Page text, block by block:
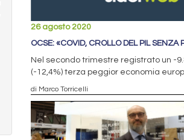
26 agosto 2020
OCSE: «COVID, CROLLO DEL PIL SENZA
Nel secondo trimestre registrato un -
(-12,4%) terza peggior economia
di Marco Torricelli